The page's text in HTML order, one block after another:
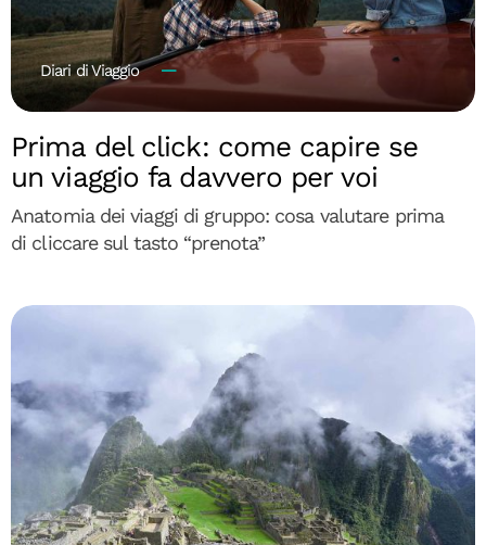
Diari di Viaggio
Prima del click: come capire se
un viaggio fa davvero per voi
Anatomia dei viaggi di gruppo: cosa valutare prima
di cliccare sul tasto “prenota”